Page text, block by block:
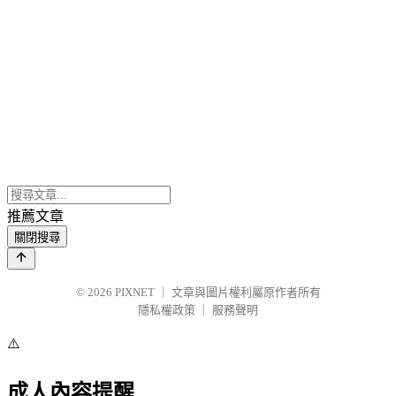
推薦文章
關閉搜尋
© 2026 PIXNET
文章與圖片權利屬原作者所有
隱私權政策
服務聲明
⚠️